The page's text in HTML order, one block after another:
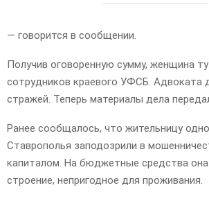
— говорится в сообщении.
Получив оговоренную сумму, женщина
сотрудников краевого УФСБ. Адвоката
стражей. Теперь материалы дела
Ранее сообщалось, что жительницу
Ставрополья заподозрили в
капиталом. На бюджетные средства она
строение, непригодное для проживания.